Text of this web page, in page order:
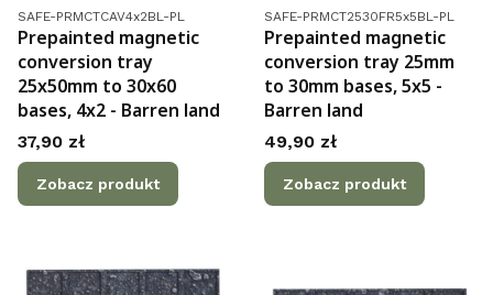
Kod produktu
SAFE-PRMCTCAV4x2BL-PL
Prepainted magnetic
conversion tray
25x50mm to 30x60
bases, 4x2 - Barren land
Cena
37,90 zł
Zobacz produkt
Kod produktu
SAFE-PRMCT2530FR5x5BL-PL
Prepainted magnetic
conversion tray 25mm
to 30mm bases, 5x5 -
Barren land
Cena
49,90 zł
Zobacz produkt